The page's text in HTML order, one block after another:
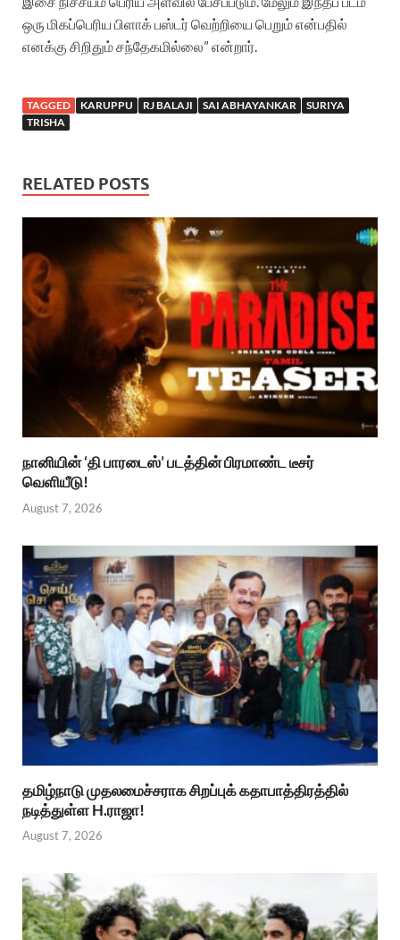
ஒரு மிகப்பெரிய பிளாக் பஸ்டர் வெற்றியை பெறும் என்பதில்
எனக்கு சிறிதும் சந்தேகமில்லை” என்றார்.
TAGGED KARUPPU RJ BALAJI SAI ABHAYANKAR
SURIYA
TRISHA
RELATED POSTS
நானியின் ‘தி பாரடைஸ்’ படத்தின் பிரமாண்ட டீசர்
வெளியீடு!
August 7, 2026
தமிழ்நாடு முதலமைச்சராக சிறப்புக் கதாபாத்திரத்தில்
நடித்துள்ள H.ராஜா!
August 7, 2026